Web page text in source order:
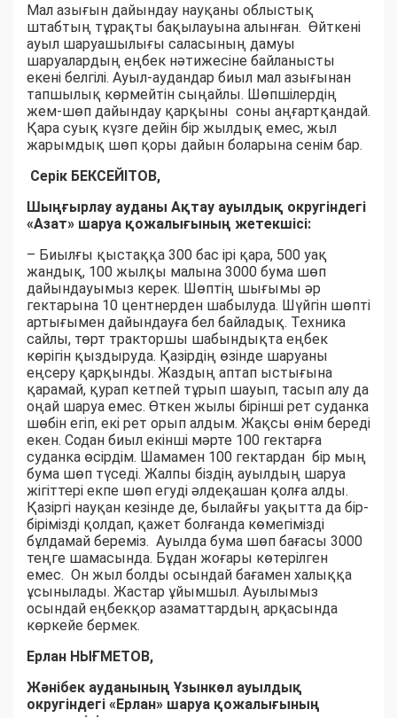
Мал азығын дайындау науқаны облыстық
штабтың тұрақты бақылауына алынған. Өйткені
ауыл шаруашылығы саласының дамуы
шаруалардың еңбек нәтижесіне байланысты
екені белгілі. Ауыл-аудандар биыл мал азығынан
тапшылық көрмейтін сыңайлы. Шөпшілердің
жем-шөп дайындау қарқыны соны аңғартқандай.
Қара суық күзге дейін бір жылдық емес, жыл
жарымдық шөп қоры дайын боларына сенім бар.
Серік БЕКСЕЙІТОВ,
Шыңғырлау ауданы Ақтау ауылдық округіндегі
«Азат» шаруа қожалығының жетекшісі:
– Биылғы қыстаққа 300 бас ірі қара, 500 уақ
жандық, 100 жылқы малына 3000 бума шөп
дайындауымыз керек. Шөптің шығымы әр
гектарына 10 центнерден шабылуда. Шүйгін шөпті
артығымен дайындауға бел байладық. Техника
сайлы, төрт тракторшы шабындықта еңбек
көрігін қыздыруда. Қазірдің өзінде шаруаны
еңсеру қарқынды. Жаздың аптап ыстығына
қарамай, қурап кетпей тұрып шауып, тасып алу да
оңай шаруа емес. Өткен жылы бірінші рет суданка
шөбін егіп, екі рет орып алдым. Жақсы өнім береді
екен. Содан биыл екінші мәрте 100 гектарға
суданка өсірдім. Шамамен 100 гектардан бір мың
бума шөп түседі. Жалпы біздің ауылдың шаруа
жігіттері екпе шөп егуді әлдеқашан қолға алды.
Қазіргі науқан кезінде де, былайғы уақытта да бір-
бірімізді қолдап, қажет болғанда көмегімізді
бұлдамай береміз. Ауылда бума шөп бағасы 3000
теңге шамасында. Бұдан жоғары көтерілген
емес. Он жыл болды осындай бағамен халыққа
ұсынылады. Жастар ұйымшыл. Ауылымыз
осындай еңбекқор азаматтардың арқасында
көркейе бермек.
Ерлан НЫҒМЕТОВ,
Жәнібек ауданының Ұзынкөл ауылдық
округіндегі «Ерлан» шаруа қожалығының